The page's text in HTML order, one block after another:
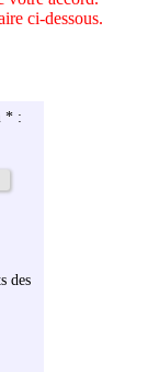
ci-dessous.
* :
des